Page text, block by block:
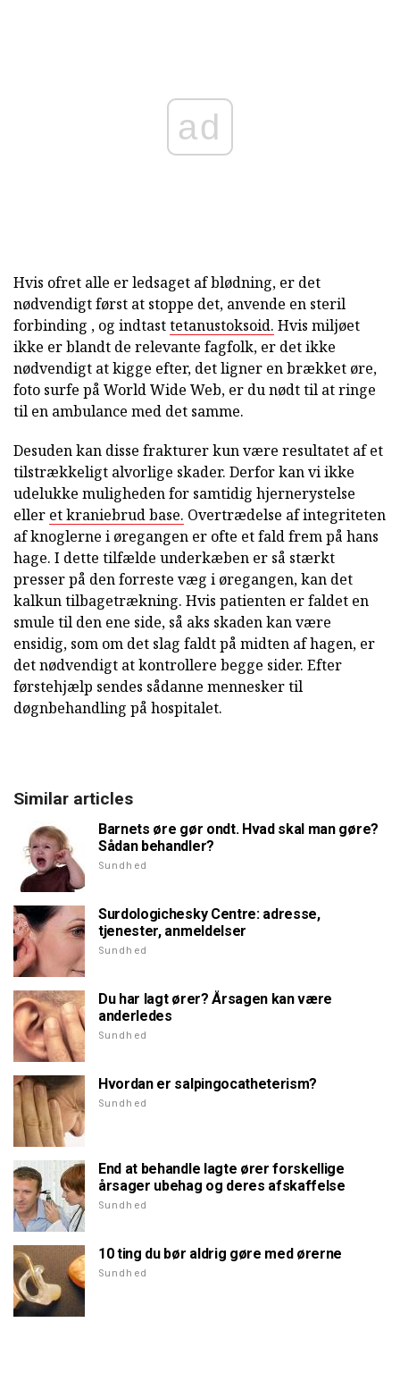
ad
Hvis ofret alle er ledsaget af blødning, er det
nødvendigt først at stoppe det, anvende en steril
forbinding , og indtasttetanustoksoid. Hvis miljøet
ikke er blandt de relevante fagfolk, er det ikke
nødvendigt at kigge efter, det ligner en brækket øre,
foto surfe på World Wide Web, er du nødt til at ringe
til en ambulance med det samme.
Desuden kan disse frakturer kun være resultatet af et
tilstrækkeligt alvorlige skader. Derfor kan vi ikke
udelukke muligheden for samtidig hjernerystelse
eller et kraniebrud base. Overtrædelse af integriteten
af knoglerne i øregangen er ofte et fald frem på hans
hage. I dette tilfælde underkæben er så stærkt
presser på den forreste væg i øregangen, kan det
kalkun tilbagetrækning. Hvis patienten er faldet en
smule til den ene side, så aks skaden kan være
ensidig, som om det slag faldt på midten af hagen, er
det nødvendigt at kontrollere begge sider. Efter
førstehjælp sendes sådanne mennesker til
døgnbehandling på hospitalet.
Similar articles
Barnets øre gør ondt. Hvad skal man gøre?
Sådan behandler?
Sundhed
Surdologichesky Centre: adresse,
tjenester, anmeldelser
Sundhed
Du har lagt ører? Årsagen kan være
anderledes
Sundhed
Hvordan er salpingocatheterism?
Sundhed
End at behandle lagte ører forskellige
årsager ubehag og deres afskaffelse
Sundhed
10 ting du bør aldrig gøre med ørerne
Sundhed